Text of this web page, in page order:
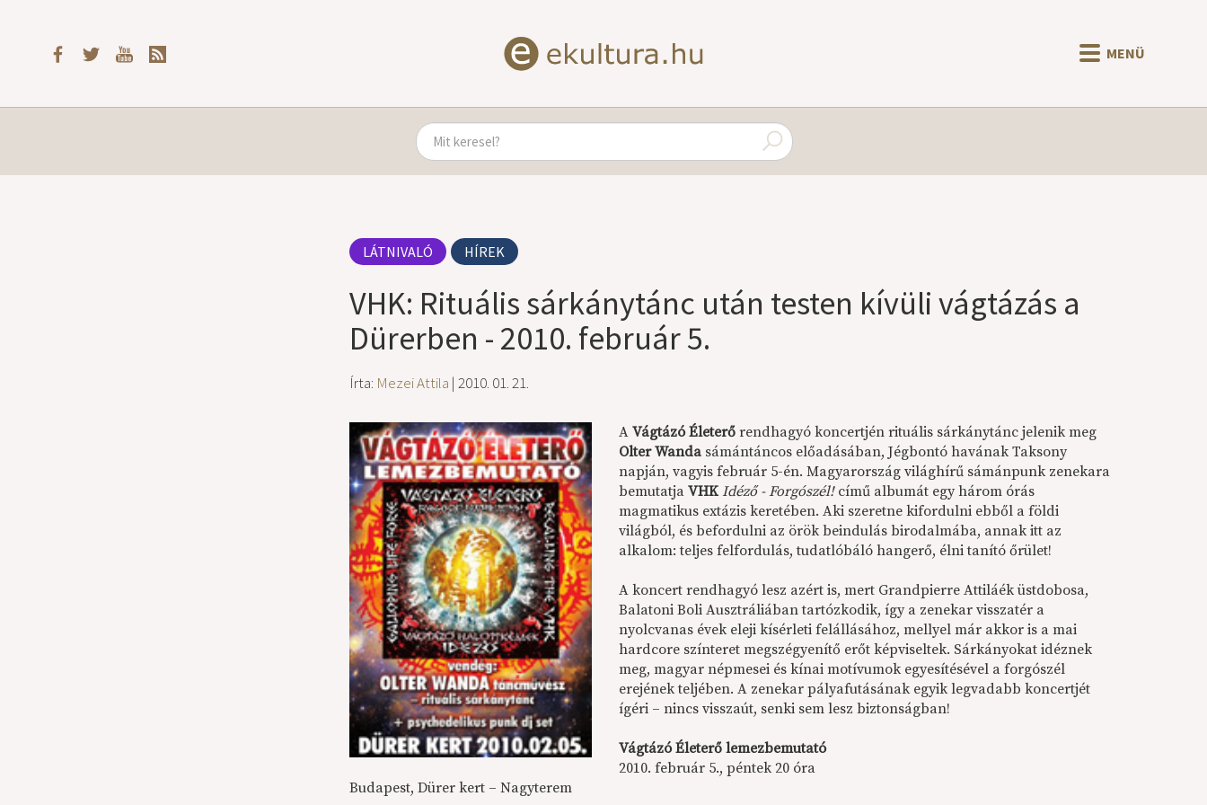
MENÜ
LÁTNIVALÓ HÍREK
VHK: Rituális sárkánytánc után testen kívüli vágtázás a
Dürerben - 2010. február 5.
Írta: Mezei Attila | 2010. 01. 21.
AVágtázó Életerő rendhagyó koncertjén rituális sárkánytánc jelenik meg
Olter Wanda sámántáncos előadásában, Jégbontó havának Taksony
napján, vagyis február 5-én. Magyarország világhírű sámánpunk zenekara
bemutatjaVHK Idéző - Forgószél!című albumát egy három órás
magmatikus extázis keretében. Aki szeretne kifordulni ebből a földi
világból, és befordulni az örök beindulás birodalmába, annak itt az
alkalom: teljes felfordulás, tudatlóbáló hangerő, élni tanító őrület!
A koncert rendhagyó lesz azért is, mert Grandpierre Attiláék üstdobosa,
Balatoni Boli Ausztráliában tartózkodik, így a zenekar visszatér a
nyolcvanas évek eleji kísérleti felállásához, mellyel már akkor is a mai
hardcore színteret megszégyenítő erőt képviseltek. Sárkányokat idéznek
meg, magyar népmesei és kínai motívumok egyesítésével a forgószél
erejének teljében. A zenekar pályafutásának egyik legvadabb koncertjét
ígéri – nincs visszaút, senki sem lesz biztonságban!
Vágtázó Életerő lemezbemutató
2010. február 5., péntek 20 óra
Budapest, Dürer kert – Nagyterem